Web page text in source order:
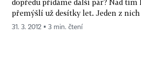
dopředu přidáme další pár? Nad
přemýšlí už desítky let. Jeden z nich
31. 3. 2012 ▪ 3 min. čtení